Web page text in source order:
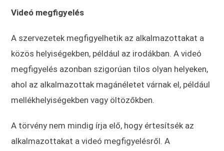
Videó megfigyelés
A szervezetek megfigyelhetik az alkalmazottakat a
közös helyiségekben, például az irodákban. A videó
megfigyelés azonban szigorúan tilos olyan helyeken,
ahol az alkalmazottak magánéletet várnak el, például
mellékhelyiségekben vagy öltözőkben.
A törvény nem mindig írja elő, hogy értesítsék az
alkalmazottakat a videó megfigyelésről. A